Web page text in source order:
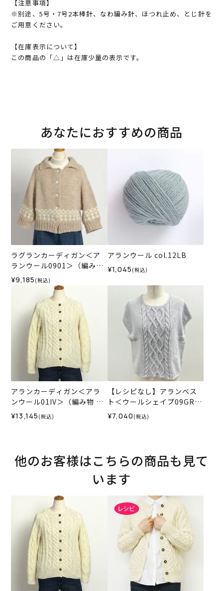
【注意事項】
※別途、5号・7号2本棒針、なわ編み針、ほつれ止め、とじ針を
ご用意ください。
【在庫表示について】
この商品の「△」は在庫少量の表示です。
あなたにおすすめの商品
ラグランカーディガン＜ア
ランウール0901＞（編み物
材料セット）
¥9,185 (税込)
アランウール col.12LB
¥1,045 (税込)
アランカーディガン＜アラ
ンウール01IV＞（編み物 材
料セット）
¥13,145 (税込)
【レシピなし】アランベス
ト＜ウールシェイプ09GR＞
（編み物 材料セット）
¥7,040 (税込)
他のお客様はこちらの商品も見て
います